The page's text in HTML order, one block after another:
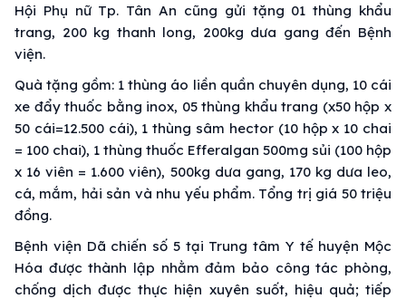
Hội Phụ nữ Tp. Tân An cũng gửi tặng 01 thùng khẩu
trang, 200 kg thanh long, 200kg dưa gang đến Bệnh
viện.
Quà tặng gồm: 1 thùng áo liền quần chuyên dụng, 10 cái
xe đẩy thuốc bằng inox, 05 thùng khẩu trang (x50 hộp x
50 cái=12.500 cái), 1 thùng sâm hector (10 hộp x 10 chai
= 100 chai), 1 thùng thuốc Efferalgan 500mg sủi (100 hộp
x 16 viên = 1.600 viên), 500kg dưa gang, 170 kg dưa leo,
cá, mắm, hải sản và nhu yếu phẩm. Tổng trị giá 50 triệu
đồng.
Bệnh viện Dã chiến số 5 tại Trung tâm Y tế huyện Mộc
Hóa được thành lập nhằm đảm bảo công tác phòng,
chống dịch được thực hiện xuyên suốt, hiệu quả; tiếp